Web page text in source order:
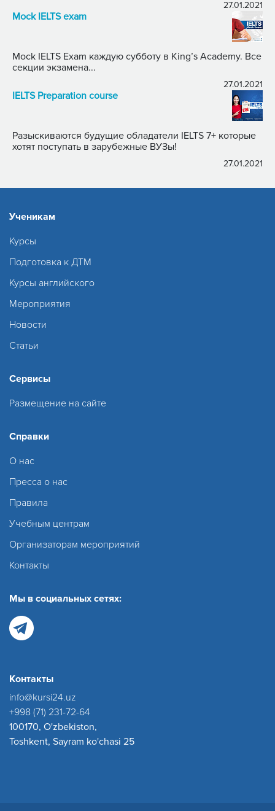
27.01.2021
Mock IELTS exam
Mock IELTS Exam каждую субботу в King’s Academy. Все
секции экзамена...
27.01.2021
IELTS Preparation course
Разыскиваются будущие обладатели IELTS 7+ которые
хотят поступать в зарубежные ВУЗы!
27.01.2021
Ученикам
Курсы
Подготовка к ДТМ
Курсы английского
Мероприятия
Новости
Статьи
Сервисы
Размещение на сайте
Справки
О нас
Пресса о нас
Правила
Учебным центрам
Организаторам мероприятий
Контакты
Мы в социальных сетях:
Контакты
info@kursi24.uz
+998 (71) 231-72-64
100170, O'zbekiston,
Toshkent, Sayram ko'chasi 25